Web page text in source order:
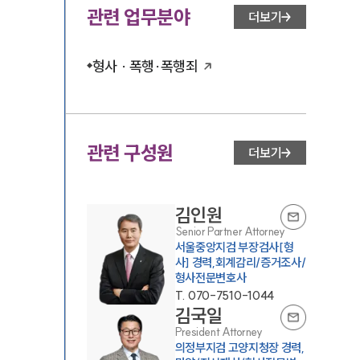
관련 업무분야 더보기
형사 · 폭행·폭행죄
관련 구성원 더보기
김인원
Senior Partner Attorney
서울중앙지검 부장검사[형
사] 경력,회계감리/증거조사/
형사전문변호사
T. 070-7510-1044
김국일
President Attorney
의정부지검 고양지청장 경력,